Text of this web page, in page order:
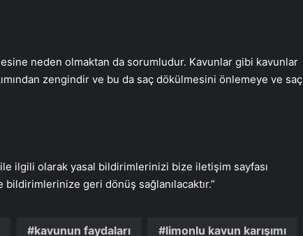
neden olmaktan da sorumludur. Kavunlar gibi kavunlar
zengindir ve bu da saç dökülmesini önlemeye ve saç
ilgili olarak yasal bildirimlerinizi bize iletişim sayfası
geri dönüş sağlanılacaktır.”
kavunun faydaları limonlu kavun karışımı
Kansere yakalandÄ± ama
yÄ±lmadÄ±: ÃocuklarÄ±nÄ±
okutmak iÃ§in baÅladÄ±ÄÄ±
İngiliz mahkemesi: Kadının yasal